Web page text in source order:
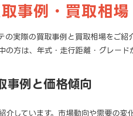
事例・買取相場
の実際の買取事例と買取相場をご
の方は、年式・走行距離・グレード
事例と価格傾向
介しています。市場動向や需要の